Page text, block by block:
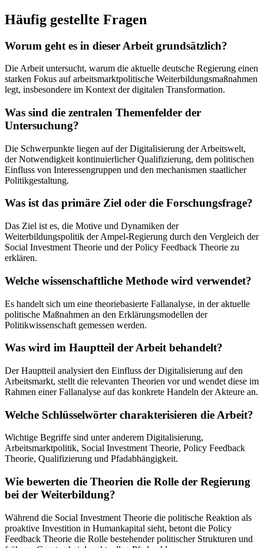
Häufig gestellte Fragen
Worum geht es in dieser Arbeit grundsätzlich?
Die Arbeit untersucht, warum die aktuelle deutsche Regierung einen
starken Fokus auf arbeitsmarktpolitische Weiterbildungsmaßnahmen
legt, insbesondere im Kontext der digitalen Transformation.
Was sind die zentralen Themenfelder der
Untersuchung?
Die Schwerpunkte liegen auf der Digitalisierung der Arbeitswelt,
der Notwendigkeit kontinuierlicher Qualifizierung, dem politischen
Einfluss von Interessengruppen und den mechanismen staatlicher
Politikgestaltung.
Was ist das primäre Ziel oder die Forschungsfrage?
Das Ziel ist es, die Motive und Dynamiken der
Weiterbildungspolitik der Ampel-Regierung durch den Vergleich der
Social Investment Theorie und der Policy Feedback Theorie zu
erklären.
Welche wissenschaftliche Methode wird verwendet?
Es handelt sich um eine theoriebasierte Fallanalyse, in der aktuelle
politische Maßnahmen an den Erklärungsmodellen der
Politikwissenschaft gemessen werden.
Was wird im Hauptteil der Arbeit behandelt?
Der Hauptteil analysiert den Einfluss der Digitalisierung auf den
Arbeitsmarkt, stellt die relevanten Theorien vor und wendet diese im
Rahmen einer Fallanalyse auf das konkrete Handeln der Akteure an.
Welche Schlüsselwörter charakterisieren die Arbeit?
Wichtige Begriffe sind unter anderem Digitalisierung,
Arbeitsmarktpolitik, Social Investment Theorie, Policy Feedback
Theorie, Qualifizierung und Pfadabhängigkeit.
Wie bewerten die Theorien die Rolle der Regierung
bei der Weiterbildung?
Während die Social Investment Theorie die politische Reaktion als
proaktive Investition in Humankapital sieht, betont die Policy
Feedback Theorie die Rolle bestehender politischer Strukturen und